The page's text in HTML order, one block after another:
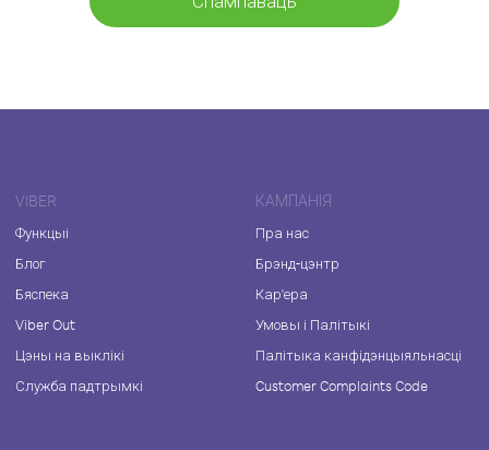
VIBER
Функцыі
Блог
Бяспека
Viber Out
Цэны на выклікі
Служба падтрымкі
КАМПАНІЯ
Пра нас
Брэнд-цэнтр
Кар'ера
Умовы і Палітыкі
Палітыка канфідэнцыяльнасці
Customer Complaints Code